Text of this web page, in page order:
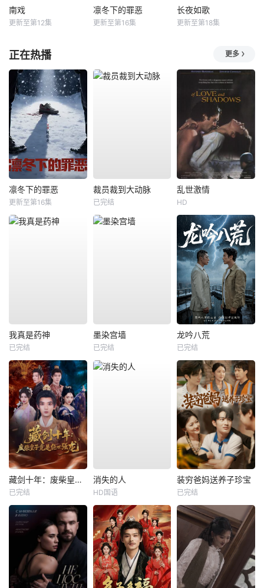
南戏
更新至第12集
凛冬下的罪恶
更新至第16集
长夜如歌
更新至第18集
正在热播 更多
凛冬下的罪恶
更新至第16集
裁员裁到大动脉
已完结
乱世激情
HD
我真是药神
已完结
墨染宫墙
已完结
龙吟八荒
已完结
藏剑十年：废柴皇子竟是绝世强龙
已完结
消失的人
HD国语
装穷爸妈送养子珍宝
已完结